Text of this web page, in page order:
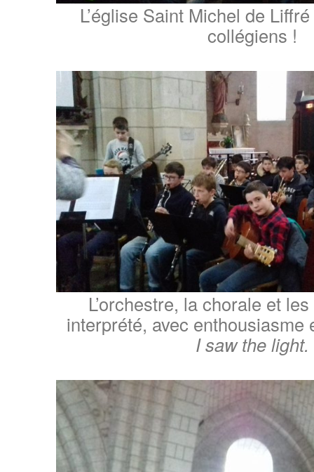
L’église Saint Michel de
collégiens !
L’orchestre, la chorale et
interprété, avec enthousiasme
I saw the light.